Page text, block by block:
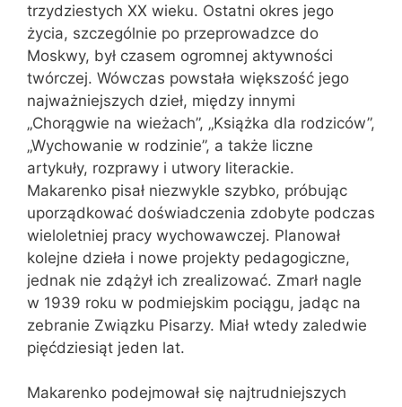
trzydziestych XX wieku. Ostatni okres jego
życia, szczególnie po przeprowadzce do
Moskwy, był czasem ogromnej aktywności
twórczej. Wówczas powstała większość jego
najważniejszych dzieł, między innymi
„Chorągwie na wieżach”, „Książka dla rodziców”,
„Wychowanie w rodzinie”, a także liczne
artykuły, rozprawy i utwory literackie.
Makarenko pisał niezwykle szybko, próbując
uporządkować doświadczenia zdobyte podczas
wieloletniej pracy wychowawczej. Planował
kolejne dzieła i nowe projekty pedagogiczne,
jednak nie zdążył ich zrealizować. Zmarł nagle
w 1939 roku w podmiejskim pociągu, jadąc na
zebranie Związku Pisarzy. Miał wtedy zaledwie
pięćdziesiąt jeden lat.
Makarenko podejmował się najtrudniejszych